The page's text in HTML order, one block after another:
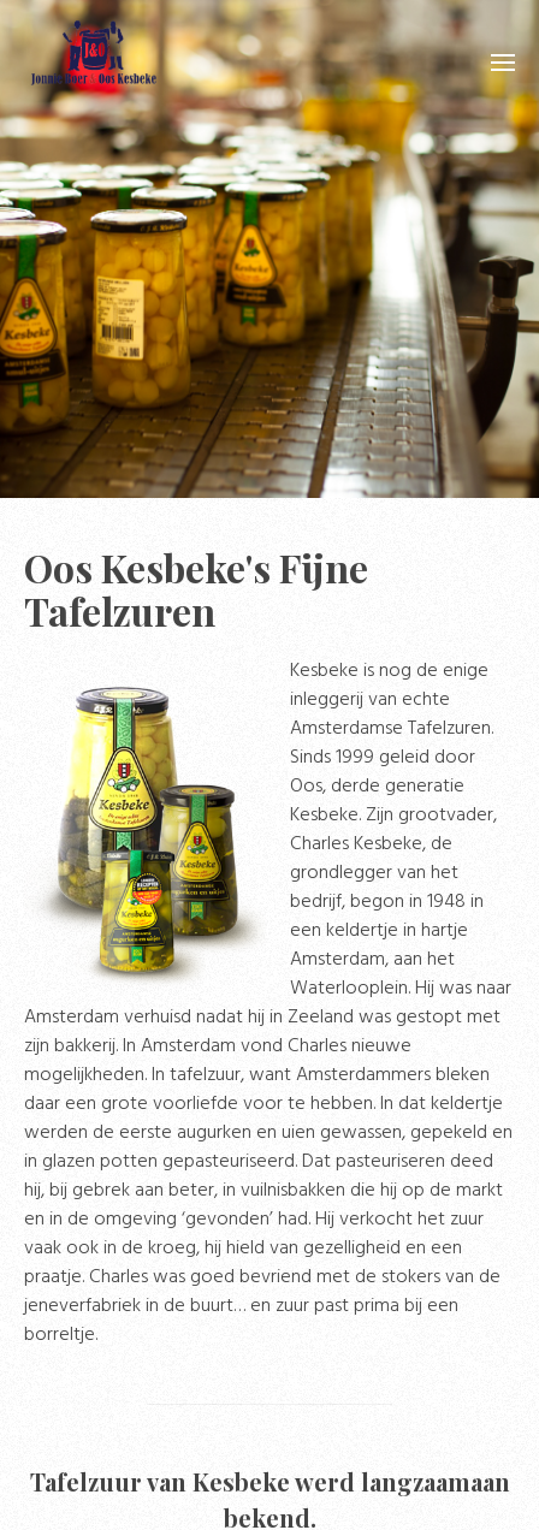
Oos Kesbeke's Fijne
Tafelzuren
Kesbeke is nog de enige
inleggerij van echte
Amsterdamse Tafelzuren.
Sinds 1999 geleid door
Oos, derde generatie
Kesbeke. Zijn grootvader,
Charles Kesbeke, de
grondlegger van het
bedrijf, begon in 1948 in
een keldertje in hartje
Amsterdam, aan het
Waterlooplein. Hij was naar
Amsterdam verhuisd nadat hij in Zeeland was gestopt met
zijn bakkerij. In Amsterdam vond Charles nieuwe
mogelijkheden. In tafelzuur, want Amsterdammers bleken
daar een grote voorliefde voor te hebben. In dat keldertje
werden de eerste augurken en uien gewassen, gepekeld en
in glazen potten gepasteuriseerd. Dat pasteuriseren deed
hij, bij gebrek aan beter, in vuilnisbakken die hij op de markt
en in de omgeving ‘gevonden’ had. Hij verkocht het zuur
vaak ook in de kroeg, hij hield van gezelligheid en een
praatje. Charles was goed bevriend met de stokers van de
jeneverfabriek in de buurt… en zuur past prima bij een
borreltje.
Tafelzuur van Kesbeke werd langzaamaan
bekend.